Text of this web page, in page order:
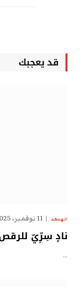
قد يعجبك
الهدهد 11 نوفمبر، 2025
نادٍ سِرِّيّ
…